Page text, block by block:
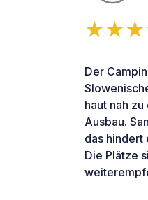
Der
haut nah
Ausbau.
das hindert
Die Plätze